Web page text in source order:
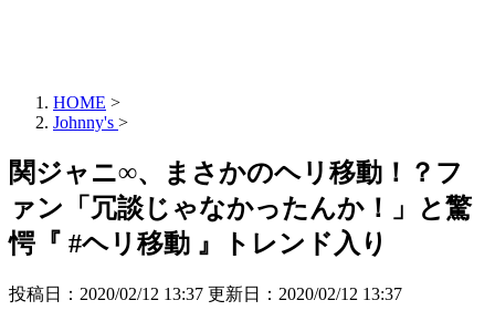
HOME >
Johnny's >
関ジャニ∞、まさかのヘリ移動！？フ
ァン「冗談じゃなかったんか！」と驚
愕『 #ヘリ移動 』トレンド入り
投稿日：2020/02/12 13:37 更新日： 2020/02/12 13:37